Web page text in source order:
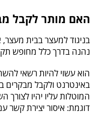
האם מותר לקבל
בניגוד למעצר בבית
נהנה בדרך כלל מחופש
הוא עשוי להיות רשאי
באינטרנט ולקבל מבקרים
המוטלות עליו יהיו
דוגמת: איסור יצירת קשר